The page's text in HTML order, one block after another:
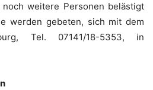
weitere Personen belästigt
werden gebeten, sich mit dem
Tel. 07141/18-5353, in